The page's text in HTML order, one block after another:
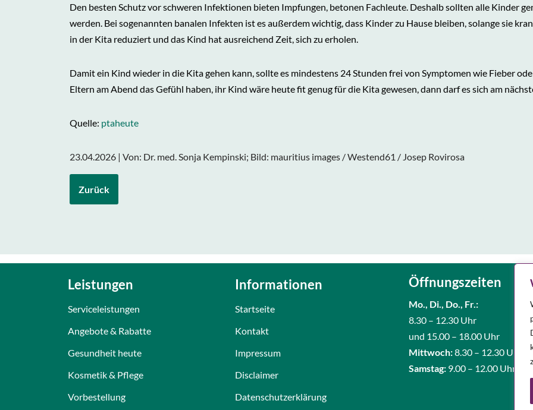
Den besten Schutz vor schweren Infektionen bieten Impfungen, betonen Fachleute. Deshalb sollten alle Kinder
werden. Bei sogenannten banalen Infekten ist es außerdem wichtig, dass Kinder zu Hause bleiben, solange sie
in der Kita reduziert und das Kind hat ausreichend Zeit, sich zu erholen.
Damit ein Kind wieder in die Kita gehen kann, sollte es mindestens 24 Stunden frei von Symptomen wie Fieber
Eltern am Abend das Gefühl haben, ihr Kind wäre heute fit genug für die Kita gewesen, dann darf es sich am
Quelle: ptaheute
23.04.2026 | Von: Dr. med. Sonja Kempinski; Bild: mauritius images / Westend61 / Josep Rovirosa
Zurück
Leistungen
Serviceleistungen
Angebote & Rabatte
Gesundheit heute
Kosmetik & Pflege
Vorbestellung
Informationen
Startseite
Kontakt
Impressum
Disclaimer
Datenschutzerklärung
Öffnungszeiten
Mo., Di., Do., Fr.:
8.30 – 12.30 Uhr
und 15.00 – 18.00 Uhr
Mittwoch:8.30 – 12.30 Uhr
Samstag: 9.00 – 12.00 Uhr